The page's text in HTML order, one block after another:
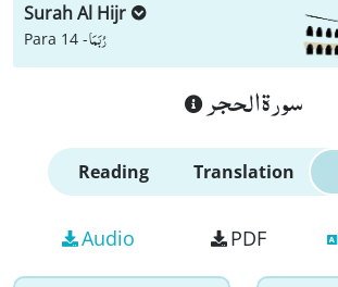
Surah Al Hijr
Para 14 -رُبَمَا
سورة الحجر
Reading Translation
Audio PDF